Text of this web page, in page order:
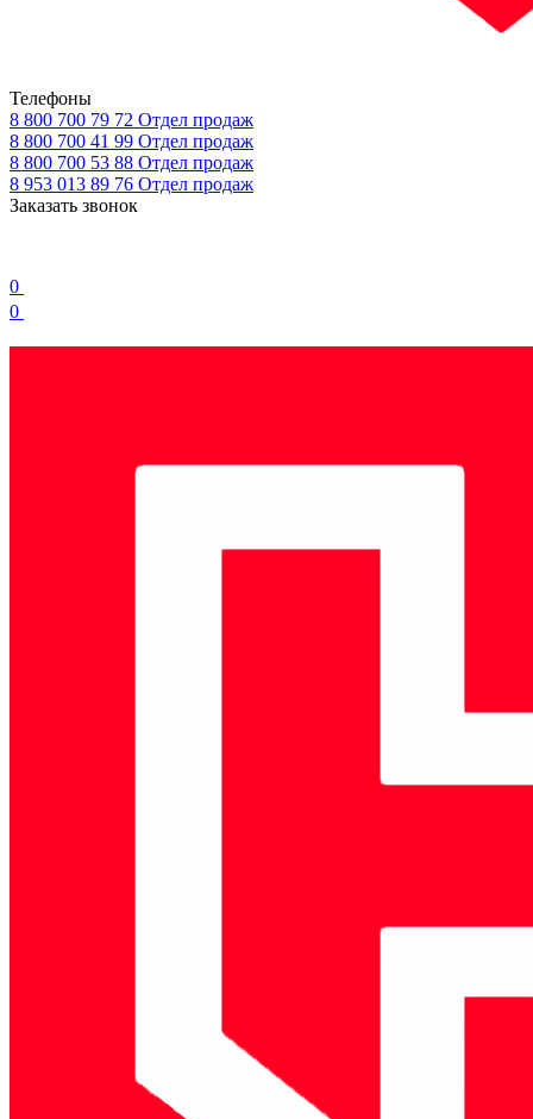
Телефоны
8 800 700 79 72 Отдел продаж
8 800 700 41 99 Отдел продаж
8 800 700 53 88 Отдел продаж
8 953 013 89 76 Отдел продаж
Заказать звонок
0
0